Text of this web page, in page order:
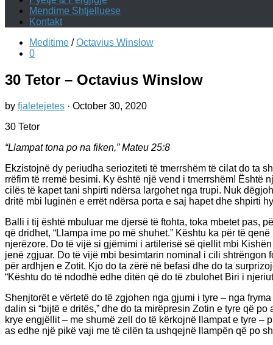
Mendime Shtjelluese
Kontakt
Meditime / Octavius Winslow
0
30 Tetor – Octavius Winslow
by fjaletejetes · October 30, 2020
30 Tetor
“Llampat tona po na fiken,” Mateu 25:8
Ekzistojnë dy periudha serioziteti të tmerrshëm të cilat do ta
rrëfim të rremë besimi. Ky është një vend i tmerrshëm!
cilës të kapet tani shpirti ndërsa largohet nga trupi. Nuk
dritë mbi luginën e errët ndërsa porta e saj hapet dhe shpirti
Balli i tij është mbuluar me djersë të ftohta, toka mbetet pas,
që dridhet, “Llampa ime po më shuhet.” Kështu ka për të
njerëzore. Do të vijë si gjëmimi i artilerisë së qiellit mbi
jenë zgjuar. Do të vijë mbi besimtarin nominal i cili
për ardhjen e Zotit. Kjo do ta zërë në befasi dhe do ta
“Kështu do të ndodhë edhe ditën që do të zbulohet Biri i
Shenjtorët e vërtetë do të zgjohen nga gjumi i tyre – nga
dalin si “bijtë e dritës,” dhe do ta mirëpresin Zotin e tyre që
krye engjëllit – me shumë zell do të kërkojnë llampat e tyre –
as edhe një pikë vaji me të cilën ta ushqejnë llampën që po